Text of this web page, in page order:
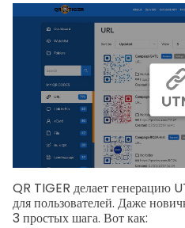
QR TIGER делает генерацию
для пользователей. Даже
3 простых шага. Вот как: